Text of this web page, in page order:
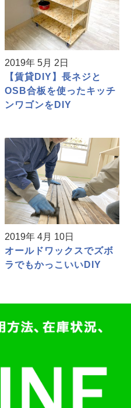
2019年 5月 2日
【賃貸DIY】長ネジと
OSB合板を使ったキッチ
ンワゴンをDIY
2019年 4月 10日
オールドワックスでズボ
ラでもかっこいいDIY